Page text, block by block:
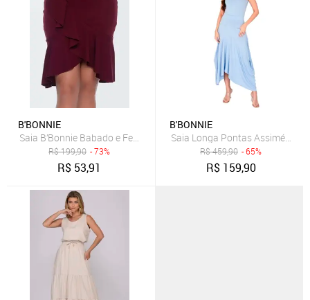
B'BONNIE
Saia B’Bonnie Babado e Fenda frontal Leonora Vinho
R$199,90 - 73%
R$ 53,91
B'BONNIE
Saia Longa Pontas
R$459,90 - 65%
R$ 159,90